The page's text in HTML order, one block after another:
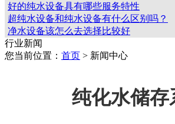
好的纯水设备具有哪些服务特性
超纯水设备和纯水设备有什么区别吗？
净水设备该怎么去选择比较好
行业新闻
您当前位置： 首页 > 新闻中心
纯化水储